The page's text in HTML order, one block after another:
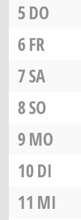
5DO
6FR
7SA
8SO
9MO
10DI
11 MI